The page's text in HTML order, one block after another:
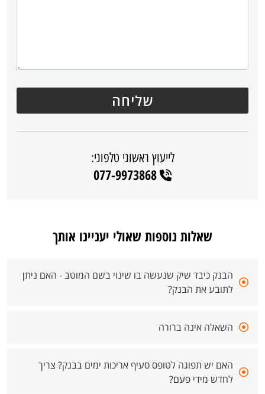
לייעוץ ראשוני טלפוני:
077-9973868
שאלות נוספות שאולי יעניינו אותך
הבנק כיבד שיק שנעשה בו שינוי בשם המוטב - האם ניתן
לתובע את הבנק?
השאלה אינה ברורה
האם יש תפוגה לטופס סעיף אריכות ימים בבנק? צריך
לחדש מידי פעם?